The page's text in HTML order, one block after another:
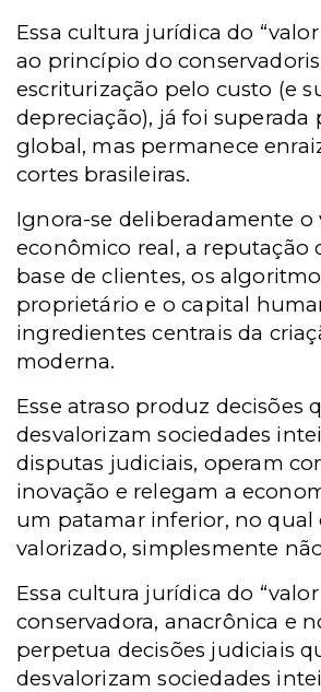
Essa cultura jurídica do
ao princípio do
escriturização pelo custo (e
depreciação), já foi superada
global, mas permanece
cortes brasileiras.
Ignora-se deliberadamente o
econômico real, a reputação
base de clientes, os
proprietário e o capital
ingredientes centrais da
moderna.
Esse atraso produz decisões
desvalorizam sociedades
disputas judiciais, operam
inovação e relegam a
um patamar inferior, no qual
valorizado, simplesmente
Essa cultura jurídica do
conservadora, anacrônica e
perpetua decisões judiciais
desvalorizam sociedades